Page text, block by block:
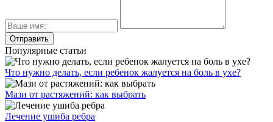
Популярные статьи
Что нужно делать, если ребенок жалуется на боль в ухе?
Мази от растяжений: как выбрать
Лечение ушиба ребра